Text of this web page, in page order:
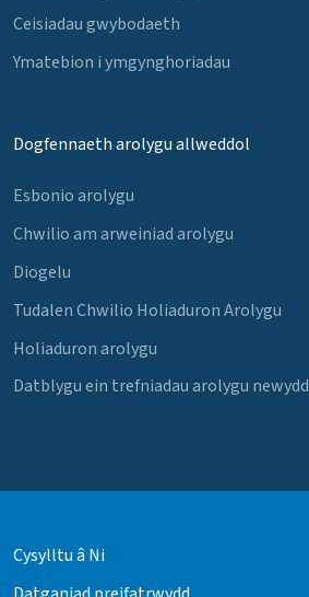
Ceisiadau gwybodaeth
Ymatebion i ymgynghoriadau
Dogfennaeth arolygu allweddol
Esbonio arolygu
Chwilio am arweiniad arolygu
Diogelu
Tudalen Chwilio Holiaduron Arolygu
Holiaduron arolygu
Datblygu ein trefniadau arolygu newydd
Cysylltu â Ni